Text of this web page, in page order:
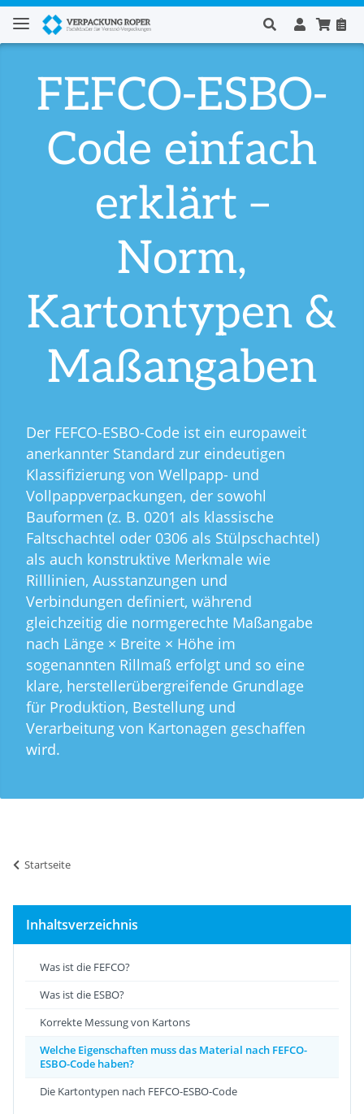
FEFCO-ESBO-
Code einfach
erklärt –
Norm,
Kartontypen &
Maßangaben
Der FEFCO-ESBO-Code ist ein europaweit
anerkannter Standard zur eindeutigen
Klassifizierung von Wellpapp- und
Vollpappverpackungen, der sowohl
Bauformen (z. B. 0201 als klassische
Faltschachtel oder 0306 als Stülpschachtel)
als auch konstruktive Merkmale wie
Rilllinien, Ausstanzungen und
Verbindungen definiert, während
gleichzeitig die normgerechte Maßangabe
nach Länge × Breite × Höhe im
sogenannten Rillmaß erfolgt und so eine
klare, herstellerübergreifende Grundlage
für Produktion, Bestellung und
Verarbeitung von Kartonagen geschaffen
wird.
Startseite
Inhaltsverzeichnis
Was ist die FEFCO?
Was ist die ESBO?
Korrekte Messung von Kartons
Welche Eigenschaften muss das Material nach FEFCO-
ESBO-Code haben?
Die Kartontypen nach FEFCO-ESBO-Code